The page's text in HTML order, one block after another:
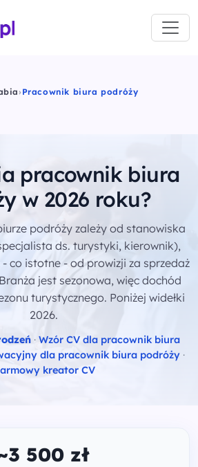
› Pracownik biura podróży
pracownik biura
w 2026 roku?
podróży zależy od stanowiska
ds. turystyki, kierownik),
co istotne - od prowizji za sprzedaż
jest sezonowa, więc dochód
turystycznego. Poniżej widełki
2026.
· Wzór CV dla pracownik biura
dla pracownik biura podróży ·
kreator CV
500 zł